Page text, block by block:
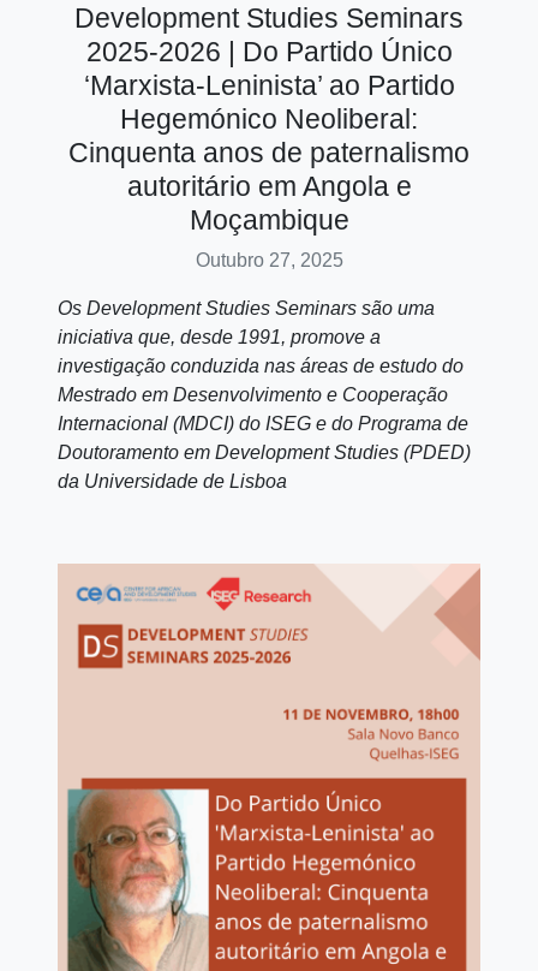
Development Studies Seminars
2025-2026 | Do Partido Único
‘Marxista-Leninista’ ao Partido
Hegemónico Neoliberal:
Cinquenta anos de paternalismo
autoritário em Angola e
Moçambique
Outubro 27, 2025
Os Development Studies Seminars são uma
iniciativa que, desde 1991, promove a
investigação conduzida nas áreas de estudo do
Mestrado em Desenvolvimento e Cooperação
Internacional (MDCI) do ISEG e do Programa de
Doutoramento em Development Studies (PDED)
da Universidade de Lisboa